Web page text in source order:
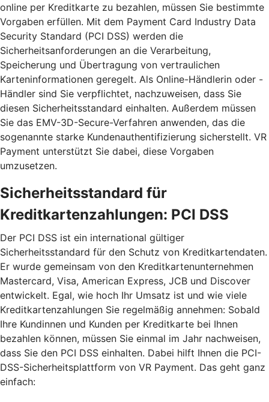
online per Kreditkarte zu bezahlen, müssen Sie bestimmte
Vorgaben erfüllen. Mit dem Payment Card Industry Data
Security Standard (PCI DSS) werden die
Sicherheitsanforderungen an die Verarbeitung,
Speicherung und Übertragung von vertraulichen
Karteninformationen geregelt. Als Online-Händlerin oder -
Händler sind Sie verpflichtet, nachzuweisen, dass Sie
diesen Sicherheitsstandard einhalten. Außerdem müssen
Sie das EMV-3D-Secure-Verfahren anwenden, das die
sogenannte starke Kundenauthentifizierung sicherstellt. VR
Payment unterstützt Sie dabei, diese Vorgaben
umzusetzen.
Sicherheitsstandard für
Kreditkartenzahlungen: PCI DSS
Der PCI DSS ist ein international gültiger
Sicherheitsstandard für den Schutz von Kreditkartendaten.
Er wurde gemeinsam von den Kreditkartenunternehmen
Mastercard, Visa, American Express, JCB und Discover
entwickelt. Egal, wie hoch Ihr Umsatz ist und wie viele
Kreditkartenzahlungen Sie regelmäßig annehmen: Sobald
Ihre Kundinnen und Kunden per Kreditkarte bei Ihnen
bezahlen können, müssen Sie einmal im Jahr nachweisen,
dass Sie den PCI DSS einhalten. Dabei hilft Ihnen die PCI-
DSS-Sicherheitsplattform von VR Payment. Das geht ganz
einfach: